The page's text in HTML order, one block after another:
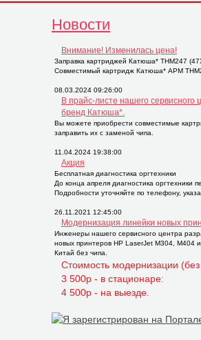
Новости
Внимание! Изменилась цена!
Заправка картриджей Катюша* THM247
Совместимый картридж Катюша* APM
08.03.2024 09:26:00
В прайс-листе нашего сервисного
бренд Катюша*.
Вы можете приобрести совместимые
заправить их с заменой чипа.
11.04.2024 19:38:00
Акция
Бесплатная диагностика оргтехники
До конца апреля диагностика оргтехники
Подробности уточняйте по телефону,
26.11.2021 12:45:00
Модернизация линейки новых
Инженеры нашего сервисного центра
новых принтеров НР LaserJet M304, M404
Китай без чипа.
Стоимость модернизации
3 500р - в стационаре:
4 500р - на выезде.